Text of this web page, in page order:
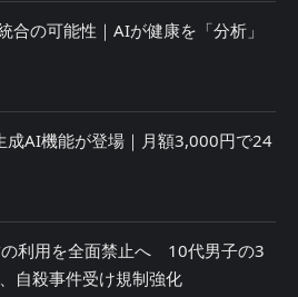
合の可能性｜AIが健康を「分析」
成AI機能が登場｜月額3,000円で24
利用を全面禁止へ 10代男子の3
自殺事件受け規制強化